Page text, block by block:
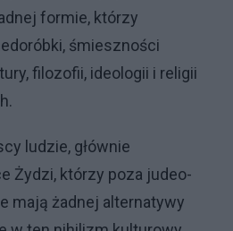
formie, którzy
śmieszności
filozofii, ideologii i religii
ludzie, głównie
Żydzi, którzy poza judeo-
mają żadnej alternatywy